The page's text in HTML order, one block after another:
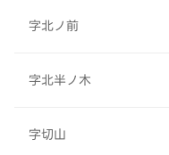
字北ノ前
字北半ノ木
字切山